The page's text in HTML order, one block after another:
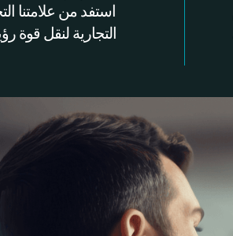
استفد من علامتنا
التجارية لنقل قوة